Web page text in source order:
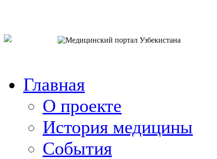
Главная
О проекте
История медицины
События